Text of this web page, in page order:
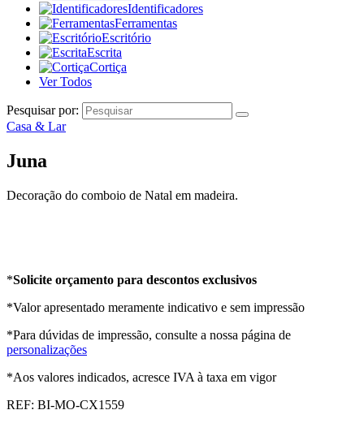
Identificadores
Ferramentas
Escritório
Escrita
Cortiça
Ver Todos
Pesquisar por:
Casa & Lar
Juna
Decoração do comboio de Natal em madeira.
*Solicite orçamento para descontos exclusivos
*Valor apresentado meramente indicativo e sem impressão
*Para dúvidas de impressão, consulte a nossa página de
personalizações
*Aos valores indicados, acresce IVA à taxa em vigor
REF: BI-MO-CX1559